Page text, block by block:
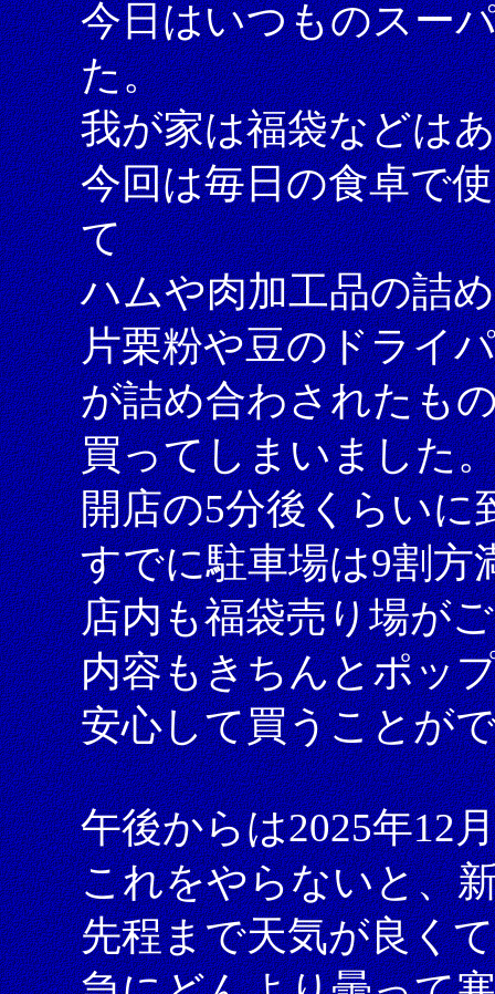
今日はいつものスー
た。
我が家は福袋などは
今回は毎日の食卓で
て
ハムや肉加工品の詰
片栗粉や豆のドライ
が詰め合わされたも
買ってしまいました
開店の5分後くらいに
すでに駐車場は9割方
店内も福袋売り場が
内容もきちんとポッ
安心して買うことが
午後からは2025年12
これをやらないと、
先程まで天気が良く